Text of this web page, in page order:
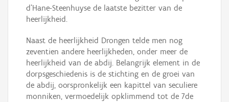
d'Hane-Steenhuyse de laatste bezitter van de
heerlijkheid.
Naast de heerlijkheid Drongen telde men nog
zeventien andere heerlijkheden, onder meer de
heerlijkheid van de abdij. Belangrijk element in de
dorpsgeschiedenis is de stichting en de groei van
de abdij, oorspronkelijk een kapittel van seculiere
monniken, vermoedelijk opklimmend tot de 7de